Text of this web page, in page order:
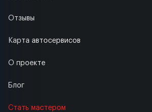
Отзывы
Карта автосервисов
О проекте
Блог
Стать мастером